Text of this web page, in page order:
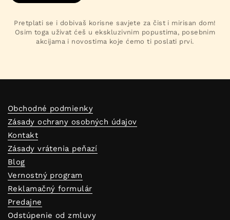
Pretplati se i dobivaš korisne savjete za čist i mirisan dom!
Osim toga uživat ćeš u ekskluzivnim popustima, posebnim
akcijama i novostima koje ćemo ti poslati prvi.
Obchodné podmienky
Zásady ochrany osobných údajov
Kontakt
Zásady vrátenia peňazí
Blog
Vernostný program
Reklamačný formulár
Predajne
Odstúpenie od zmluvy